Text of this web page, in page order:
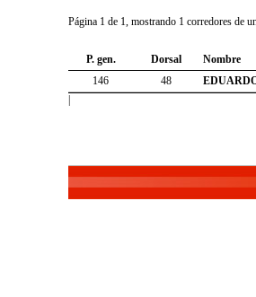
Página 1 de 1, mostrando 1 corredores de
P. gen. Dorsal
Nombre
146
48
|